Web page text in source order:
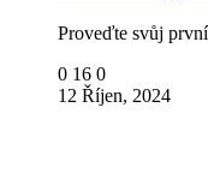
Proveďte svůj
0 16 0
12 Říjen, 2024